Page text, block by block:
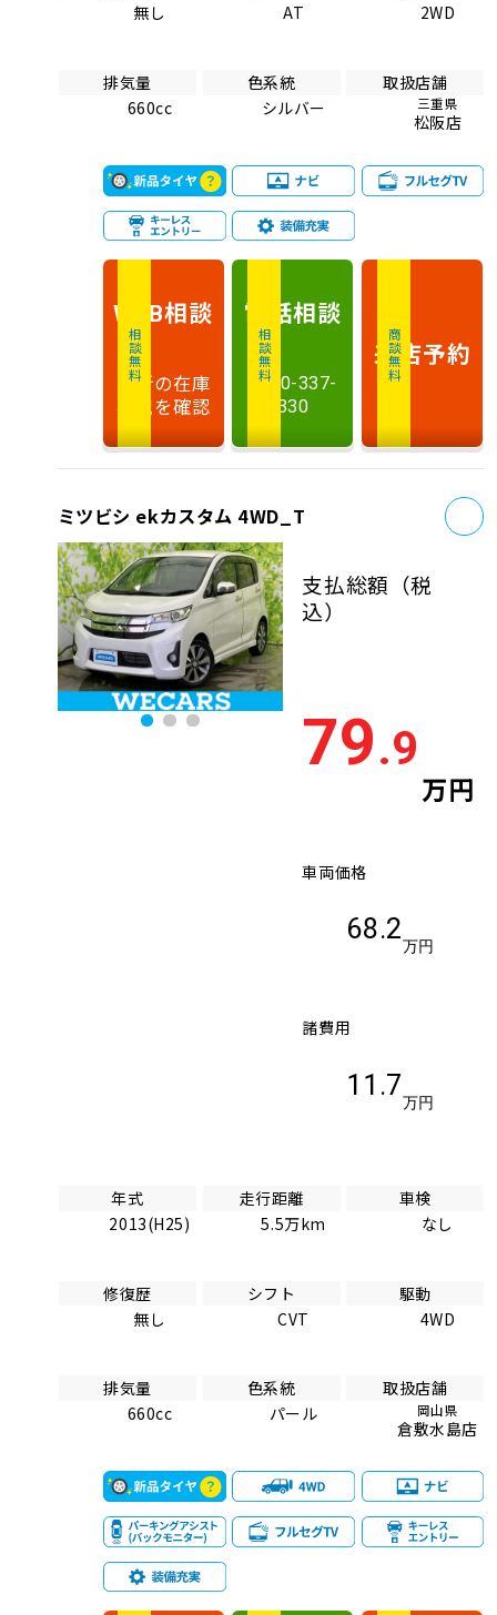
無し
AT
2WD
排気量
660cc
色系統
シルバー
取扱店舗
三重県
松阪店
相談無料
WEB相談
最新の在庫
状況を確認
相談無料
電話相談
0120-337-
330
商談無料
来店予約
ミツビシ ekカスタム 4WD_T
支払総額 （税
込）
79.9
万円
車両価格
68.2
万円
諸費用
11.7
万円
年式
2013(H25)
走行距離
5.5万km
車検
なし
修復歴
無し
シフト
CVT
駆動
4WD
排気量
660cc
色系統
パール
取扱店舗
岡山県
倉敷水島店